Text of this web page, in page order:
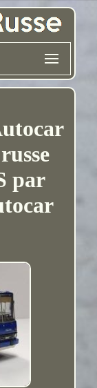
par